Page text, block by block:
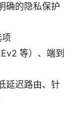
确的隐私保护
项
等）、端到
延迟路由、针